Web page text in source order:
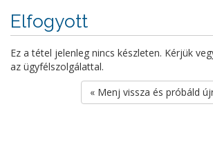
Elfogyott
Ez a tétel jelenleg nincs készleten. Kérjük
az ügyfélszolgálattal.
« Menj vissza és próbáld